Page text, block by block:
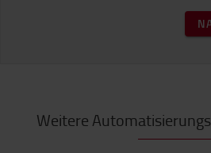
Weitere